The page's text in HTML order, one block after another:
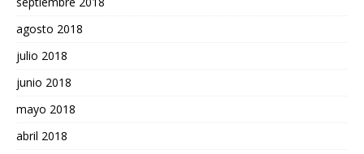
agosto 2018
julio 2018
junio 2018
mayo 2018
abril 2018